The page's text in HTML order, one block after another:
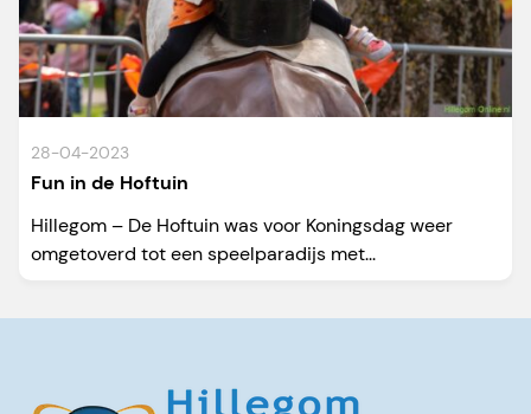
28-04-2023
Fun in de Hoftuin
Hillegom – De Hoftuin was voor Koningsdag weer
omgetoverd tot een speelparadijs met...